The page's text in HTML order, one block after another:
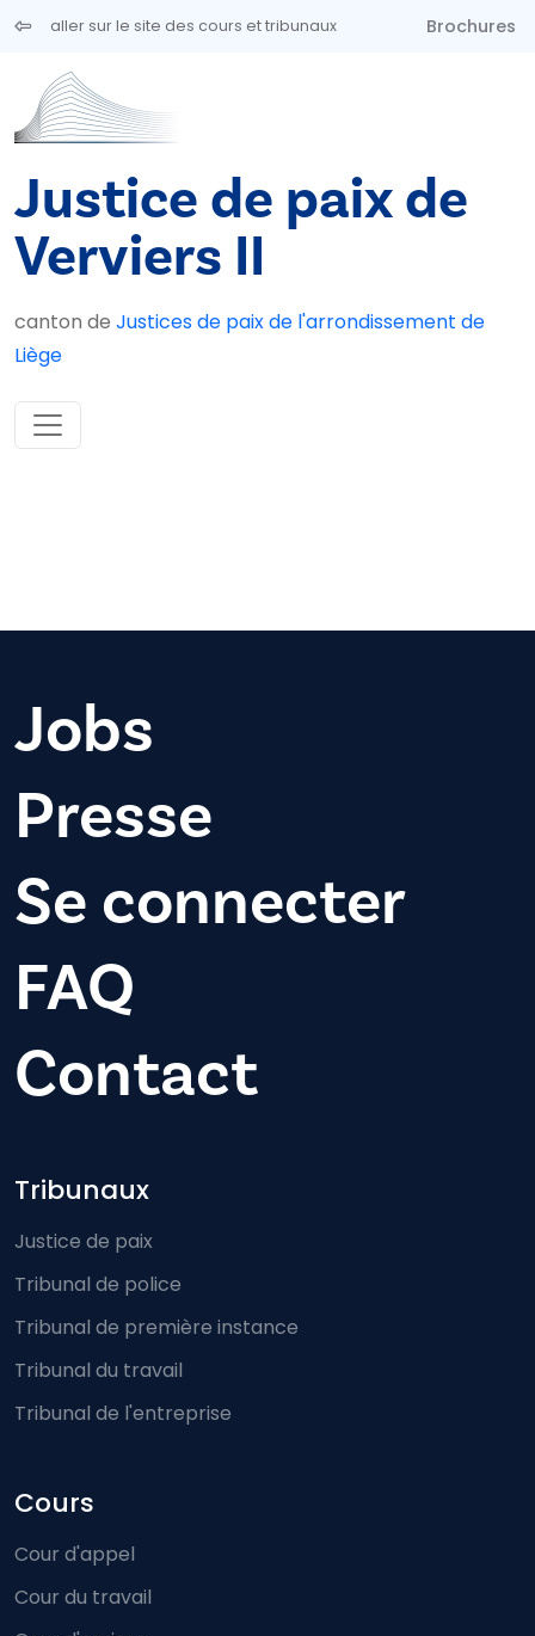
Aller au contenu principal
aller sur le site des cours et tribunaux Brochures
Justice de paix de
Verviers II
canton de Justices de paix de l'arrondissement de
Liège
Jobs
Presse
Se connecter
FAQ
Contact
Footer-menu
Tribunaux
Justice de paix
Tribunal de police
Tribunal de première instance
Tribunal du travail
Tribunal de l'entreprise
Cours
Cour d'appel
Cour du travail